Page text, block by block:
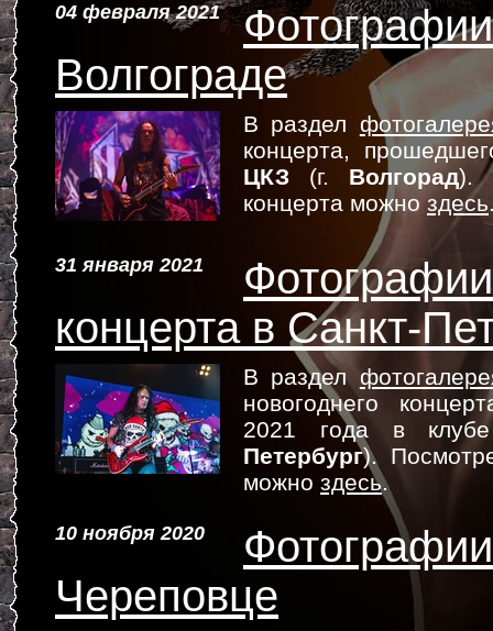
04 февраля 2021
Волгограде
В раздел
концерта,
ЦКЗ (г. Волгорад).
концерта можно здесь
31 января 2021
концерта в Санкт-
В раздел
новогоднего
2021 года в
Петербург).
можно здесь.
10 ноября 2020
Череповце